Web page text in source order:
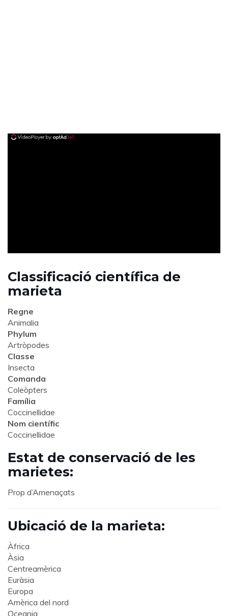
Classificació científica de
marieta
Regne
Animalia
Phylum
Artròpodes
Classe
Insecta
Comanda
Coleòpters
Família
Coccinellidae
Nom científic
Coccinellidae
Estat de conservació de les
marietes:
Prop d’Amenaçats
Ubicació de la marieta:
Àfrica
Àsia
Centreamèrica
Euràsia
Europa
Amèrica del nord
Oceania